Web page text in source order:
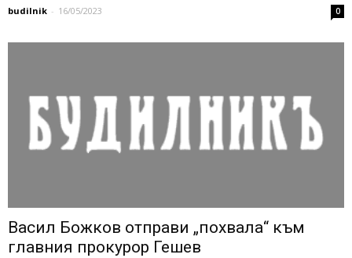
budilnik - 16/05/2023 0
Васил Божков отправи „похвала“ към
главния прокурор Гешев